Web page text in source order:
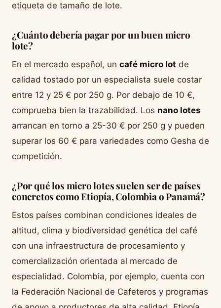
etiqueta de tamaño de lote.
¿Cuánto debería pagar por un buen micro
lote?
En el mercado español, un café micro lot de
calidad tostado por un especialista suele costar
entre 12 y 25 € por 250 g. Por debajo de 10 €,
comprueba bien la trazabilidad. Los nano lotes
arrancan en torno a 25-30 € por 250 g y pueden
superar los 60 € para variedades como Gesha de
competición.
¿Por qué los micro lotes suelen ser de países
concretos como Etiopía, Colombia o Panamá?
Estos países combinan condiciones ideales de
altitud, clima y biodiversidad genética del café
con una infraestructura de procesamiento y
comercialización orientada al mercado de
especialidad. Colombia, por ejemplo, cuenta con
la Federación Nacional de Cafeteros y programas